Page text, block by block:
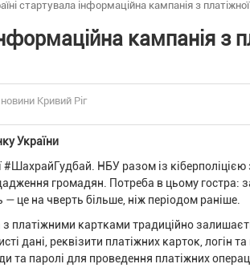
стартувала інформаційна кампанія з
кампанія з
Кривий Ріг
України
#ШахрайГудбай. НБУ разом із
громадян. Потреба в цьому гостра:
це на чверть більше, ніж періодом раніше.
картками традиційно
дані, реквізити платіжних карток, логін
та паролі для проведення платіжних